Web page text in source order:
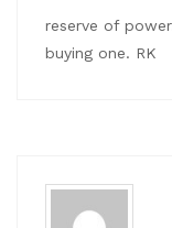
reserve of
buying one. RK